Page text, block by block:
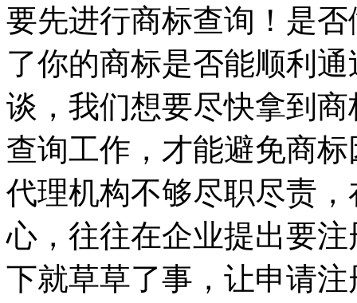
要先进行商标查询！是
了你的商标是否能顺利
谈，我们想要尽快拿到
查询工作，才能避免商
代理机构不够尽职尽责
心，往往在企业提出要
下就草草了事，让申请